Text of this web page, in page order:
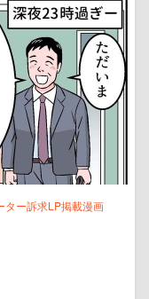
ー訴求LP掲載漫画